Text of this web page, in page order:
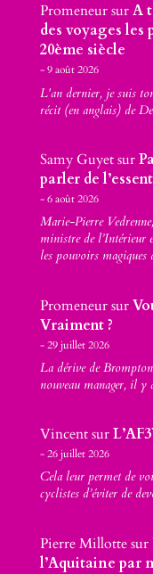
PromeneursurA
des voyages
20ème siècle
9 août 2026
L'an dernier, je suis
récit (en anglais) de
Samy Guyetsur
parler de
6 août 2026
Marie-Pierre
ministre de l’Intérieur
les pouvoirs
Promeneursur
Vraiment ?
29 juillet 2026
La dérive de
nouveau manager, il y
Vincentsur
26 juillet 2026
Cela leur permet de
cyclistes d’éviter de
Pierre Millottesur
l’Aquitaine par